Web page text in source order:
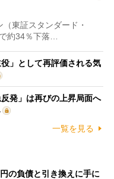
東証スタンダード・
約34％下落…
」として再評価される気
発」は再びの上昇局面へ
一覧を見る
の負債と引き換えに手に